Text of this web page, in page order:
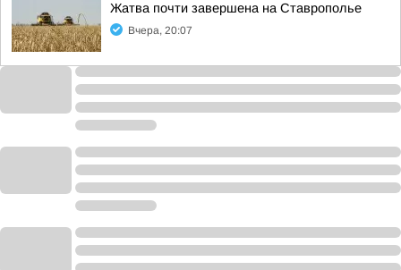
Жатва почти завершена на Ставрополье
Вчера, 20:07